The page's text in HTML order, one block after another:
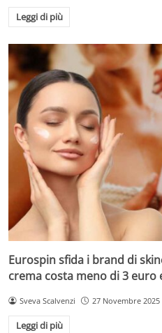
Leggi di più
Eurospin sfida i brand di
crema costa meno di 3 euro
Sveva Scalvenzi 27 Novembre 2025
Leggi di più